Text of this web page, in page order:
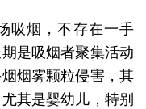
吸烟，不存在一手
是吸烟者聚集活动
烟雾颗粒侵害，其
其是婴幼儿，特别